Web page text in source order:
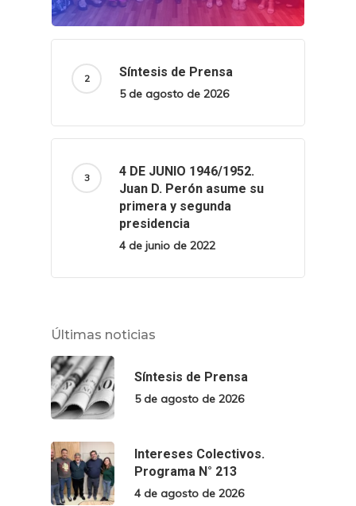
Síntesis de Prensa
5 de agosto de 2026
4 DE JUNIO 1946/1952.
Juan D. Perón asume su
primera y segunda
presidencia
4 de junio de 2022
Últimas noticias
Síntesis de Prensa
5 de agosto de 2026
Intereses Colectivos.
Programa N° 213
4 de agosto de 2026